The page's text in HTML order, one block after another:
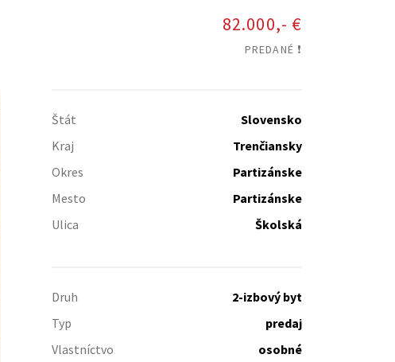
82.000,- €
PREDANÉ ❗️
Štát
Slovensko
Kraj
Trenčiansky
Okres
Partizánske
Mesto
Partizánske
Ulica
Školská
Druh
2-izbový byt
Typ
predaj
Vlastníctvo
osobné